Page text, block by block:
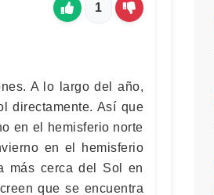
1
A lo largo del año,
directamente. Así que
en el hemisferio norte
en el hemisferio
más cerca del Sol en
que se encuentra